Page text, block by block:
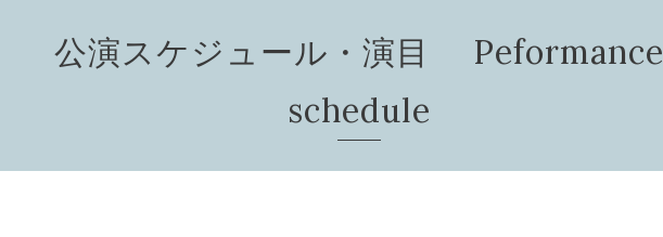
公演スケジュール・演目 Peformance
schedule